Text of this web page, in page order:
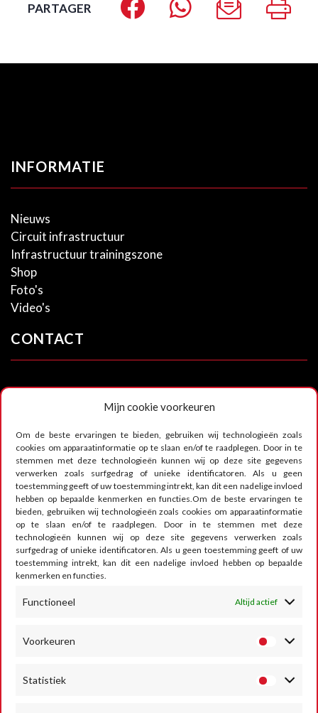
Mijn cookie voorkeuren
Om de beste ervaringen te bieden, gebruiken wij technologieën zoals
cookies om apparaatinformatie op te slaan en/of te raadplegen. Door in te
stemmen met deze technologieën kunnen wij op deze site gegevens
verwerken zoals surfgedrag of unieke identificatoren. Als u geen
toestemming geeft of uw toestemming intrekt, kan dit een nadelige invloed
hebben op bepaalde kenmerken en functies.Om de beste ervaringen te
bieden, gebruiken wij technologieën zoals cookies om apparaatinformatie
op te slaan en/of te raadplegen. Door in te stemmen met deze
technologieën kunnen wij op deze site gegevens verwerken zoals
surfgedrag of unieke identificatoren. Als u geen toestemming geeft of uw
toestemming intrekt, kan dit een nadelige invloed hebben op bepaalde
kenmerken en functies.
Functioneel Altijd actief
Voorkeuren
Statistiek
PARTAGER
INFORMATIE
Nieuws
Circuit infrastructuur
Infrastructuur trainingszone
Shop
Foto's
Video's
CONTACT
RUMESM ASBL – Circuit Jules Tacheny
Tel :+32 71-71 00 80
Email :info@mettet-xp.be
TVA : BE0409 501 435
Privacybeleid
Algemene gebruiksvoorwaarden
VOLG ONS